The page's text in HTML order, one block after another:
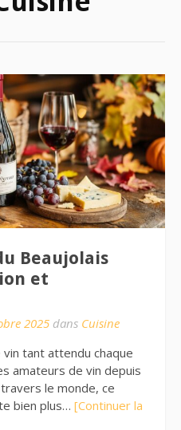
Beaujolais
et
2025 dans Cuisine
vin tant attendu chaque
amateurs de vin depuis
le monde, ce
bien plus… [Continuer la